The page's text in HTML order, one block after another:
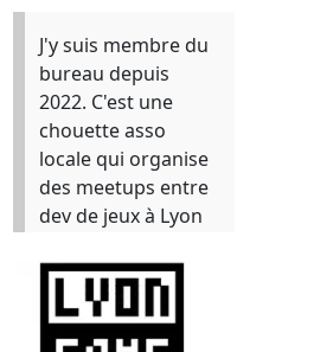
J'y suis membre du
bureau depuis
2022. C'est une
chouette asso
locale qui organise
des meetups entre
dev de jeux à Lyon